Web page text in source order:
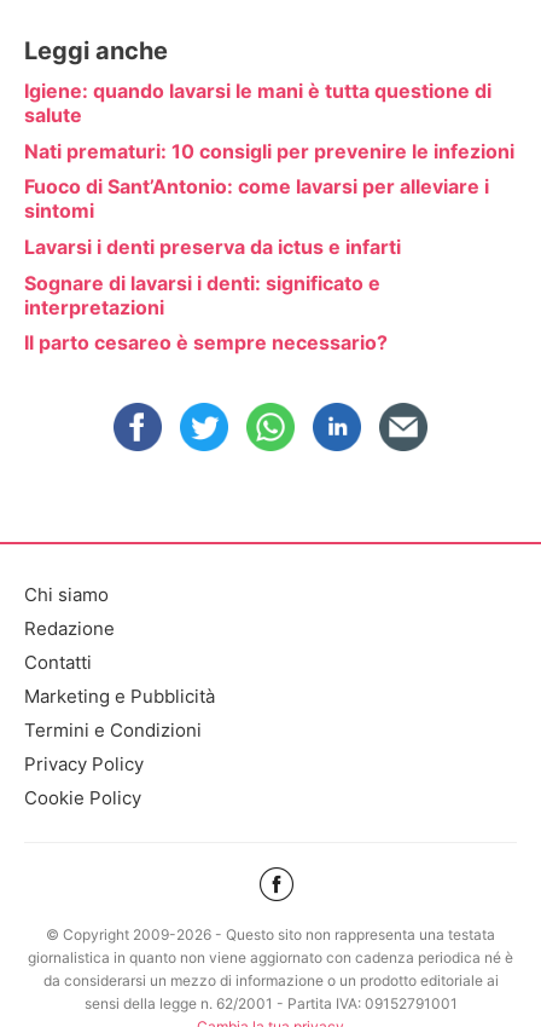
Leggi anche
Igiene: quando lavarsi le mani è tutta questione di
salute
Nati prematuri: 10 consigli per prevenire le infezioni
Fuoco di Sant’Antonio: come lavarsi per alleviare i
sintomi
Lavarsi i denti preserva da ictus e infarti
Sognare di lavarsi i denti: significato e
interpretazioni
Il parto cesareo è sempre necessario?
Chi siamo
Redazione
Contatti
Marketing e Pubblicità
Termini e Condizioni
Privacy Policy
Cookie Policy
© Copyright 2009-2026 - Questo sito non rappresenta una testata
giornalistica in quanto non viene aggiornato con cadenza periodica né è
da considerarsi un mezzo di informazione o un prodotto editoriale ai
sensi della legge n. 62/2001 - Partita IVA: 09152791001